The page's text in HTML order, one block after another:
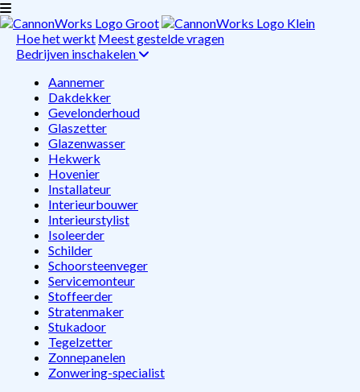
Hoe het werkt Meest gestelde vragen
Bedrijven inschakelen
Aannemer
Dakdekker
Gevelonderhoud
Glaszetter
Glazenwasser
Hekwerk
Hovenier
Installateur
Interieurbouwer
Interieurstylist
Isoleerder
Schilder
Schoorsteenveger
Servicemonteur
Stoffeerder
Stratenmaker
Stukadoor
Tegelzetter
Zonnepanelen
Zonwering-specialist